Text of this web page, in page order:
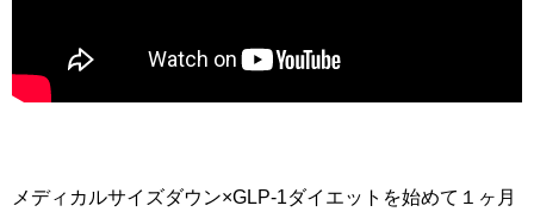
メディカルサイズダウン×GLP-1ダイエットを始めて１ヶ月